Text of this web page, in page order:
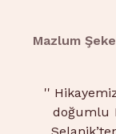
Mazlum
''
doğumlu